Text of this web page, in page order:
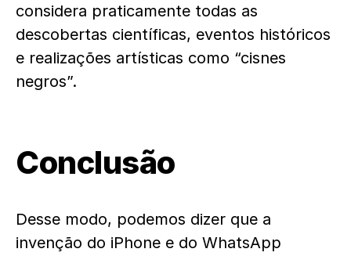
considera praticamente todas as
descobertas científicas, eventos históricos
e realizações artísticas como “cisnes
negros”.
Conclusão
Desse modo, podemos dizer que a
invenção do iPhone e do WhatsApp